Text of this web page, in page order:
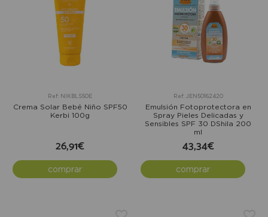
Ref: NIKBLS50E
Crema Solar Bebé Niño SPF50
Kerbi 100g
26,91€
comprar
Ref: JEN50162420
Emulsión Fotoprotectora en
Spray Pieles Delicadas y
Sensibles SPF 30 DShila 200
ml
43,34€
comprar